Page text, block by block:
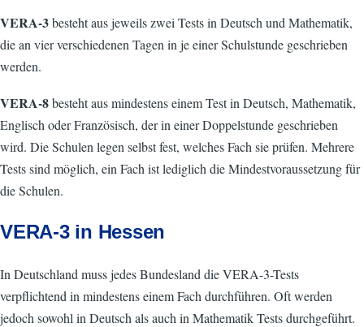
VERA-3besteht aus jeweils zwei Tests in Deutsch und Mathematik,
die an vier verschiedenen Tagen in je einer Schulstunde geschrieben
werden.
VERA-8besteht aus mindestens einem Test in Deutsch, Mathematik,
Englisch oder Französisch, der in einer Doppelstunde geschrieben
wird. Die Schulen legen selbst fest, welches Fach sie prüfen. Mehrere
Tests sind möglich, ein Fach ist lediglich die Mindestvoraussetzung für
die Schulen.
VERA-3 in Hessen
In Deutschland muss jedes Bundesland die VERA-3-Tests
verpflichtend in mindestens einem Fach durchführen. Oft werden
jedoch sowohl in Deutsch als auch in Mathematik Tests durchgeführt.